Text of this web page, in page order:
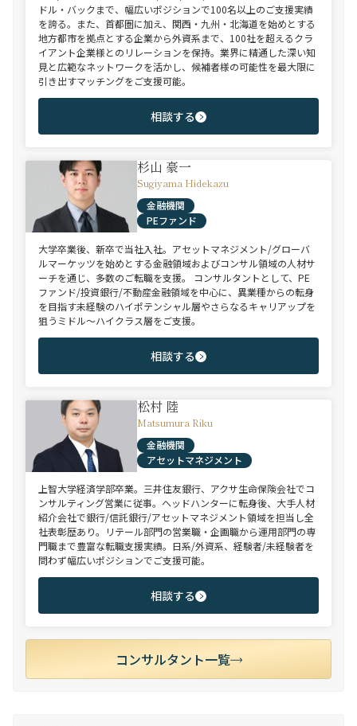
ドル・バックまで、幅広いポジションで100名以上のご支援実績
を誇る。また、首都圏に加え、関西・九州・北海道を始めとする
地方都市を拠点とする企業から外資系まで、100社を超えるクラ
イアント企業様とのリレーションを保持。業界に精通した深い知
見と広範なネットワークを活かし、候補者様の可能性を最大限に
引き出すマッチングをご支援可能。
相談する
杉山 豪一
Sugiyama Hidekazu
金融機関
PEファンド
大学卒業後、新卒で当社入社。アセットマネジメント/グローバ
ルマーケッツを始めとする金融領域およびコンサル領域の人材サ
ーチを通じ、多数のご転職を支援。 コンサルタントとして、PE
ファンド/投資銀行/不動産金融領域を中心に、異業種からの転身
を目指す未経験のハイポテンシャル層やさらなるキャリアップを
狙うミドル～ハイクラス層をご支援。
相談する
松村 陸
Matsumura Riku
金融機関
アセットマネジメント
上智大学経済学部卒業。三井住友銀行、アクサ生命保険会社でコ
ンサルティング営業に従事。ヘッドハンターに転身後、大手人材
紹介会社で銀行/信託銀行/アセットマネジメント領域を担当し全
社表彰歴あり。リテール部門の営業職・企画職から運用部門の専
門職まで豊富な転職支援実績。日系/外資系、経験者/未経験者を
問わず幅広いポジションでご支援可能。
相談する
コンサルタント一覧